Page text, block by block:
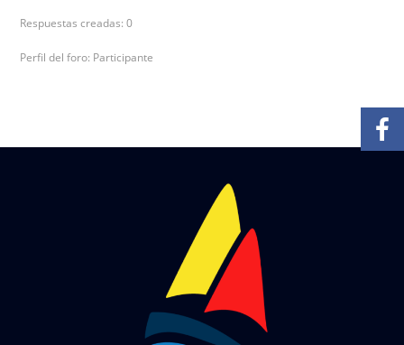
Respuestas creadas: 0
Perfil del foro: Participante